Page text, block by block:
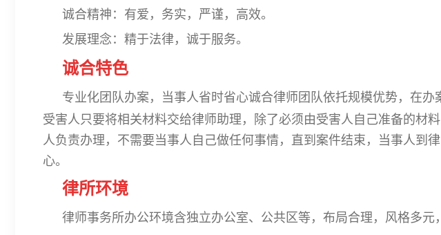
诚合精神：有爱，务实，严谨，高效。
发展理念：精于法律，诚于服务。
诚合特色
专业化团队办案，当事人省时省心诚合律师团队依托规模优势，在办
受害人只要将相关材料交给律师助理，除了必须由受害人自己准备的材
人负责办理，不需要当事人自己做任何事情，直到案件结束，当事人到
心。
律所环境
律师事务所办公环境含独立办公室、公共区等，布局合理，风格多